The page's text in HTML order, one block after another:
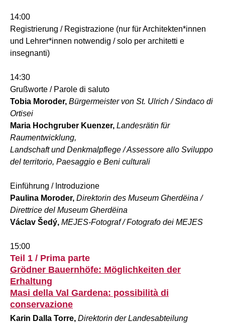
14:00
Registrierung / Registrazione (nur für Architekten*innen
und Lehrer*innen notwendig / solo per architetti e
insegnanti)
14:30
Grußworte / Parole di saluto
Tobia Moroder, Bürgermeister von St. Ulrich / Sindaco di
Ortisei
Maria Hochgruber Kuenzer, Landesrätin für
Raumentwicklung,
Landschaft und Denkmalpflege / Assessore allo Sviluppo
del territorio, Paesaggio e Beni culturali
Einführung / Introduzione
Paulina Moroder, Direktorin des Museum Gherdëina /
Direttrice del Museum Gherdëina
Václav Šedý, MEJES-Fotograf / Fotografo dei MEJES
15:00
Teil 1 / Prima parte
Grödner Bauernhöfe: Möglichkeiten der
Erhaltung
Masi della Val Gardena: possibilità di
conservazione
Karin Dalla Torre, Direktorin der Landesabteilung